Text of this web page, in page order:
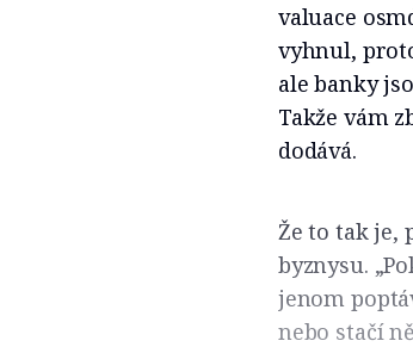
valuace
vyhnul,
ale banky
Takže vám
dodává.
Že to tak je,
byznysu.
jenom
nebo stačí